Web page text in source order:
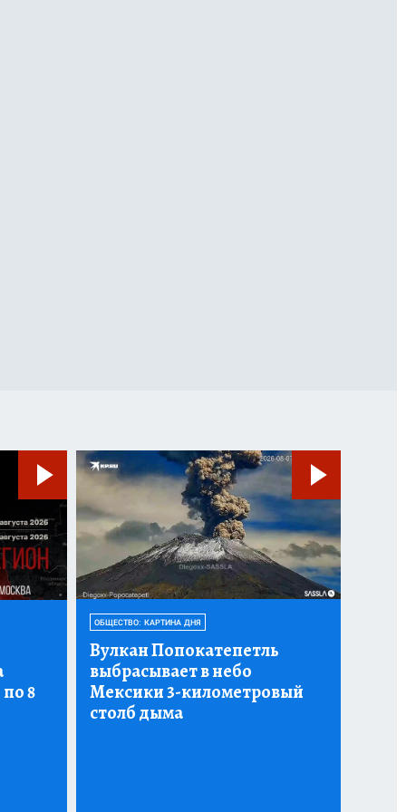
8
ОБЩЕСТВО: КАРТИНА ДНЯ
Вулкан Попокатепетль
выбрасывает в небо
Мексики 3-километровый
столб дыма